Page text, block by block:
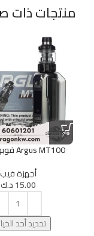
منتجات ذات
Argus MT100 فوبو أرجوس
أجهزة فيب
15.00د.ك
تحديد أحد